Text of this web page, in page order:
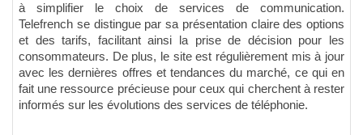
à simplifier le choix de services de communication.
Telefrench se distingue par sa présentation claire des options
et des tarifs, facilitant ainsi la prise de décision pour les
consommateurs. De plus, le site est régulièrement mis à jour
avec les dernières offres et tendances du marché, ce qui en
fait une ressource précieuse pour ceux qui cherchent à rester
informés sur les évolutions des services de téléphonie.